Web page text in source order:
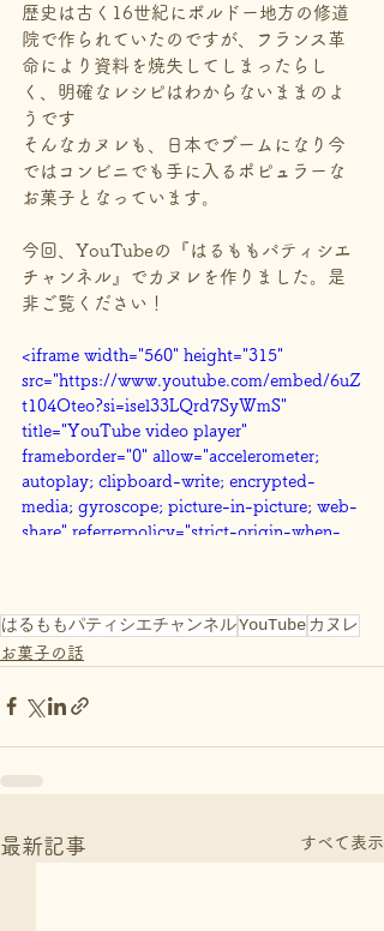
歴史は古く16世紀にボルドー地方の修道
院で作られていたのですが、フランス革
命により資料を焼失してしまったらし
く、明確なレシピはわからないままのよ
うです
そんなカヌレも、日本でブームになり今
ではコンビニでも手に入るポピュラーな
お菓子となっています。
今回、YouTubeの『はるももパティシエ
チャンネル』でカヌレを作りました。是
非ご覧ください！
<iframe width="560" height="315"
src="https://www.youtube.com/embed/6uZ
t104Oteo?si=isel33LQrd7SyWmS"
title="YouTube video player"
frameborder="0" allow="accelerometer;
autoplay; clipboard-write; encrypted-
media; gyroscope; picture-in-picture; web-
share" referrerpolicy="strict-origin-when-
はるももパティシエチャンネルYouTubeカヌレ
お菓子の話
最新記事 すべて表示